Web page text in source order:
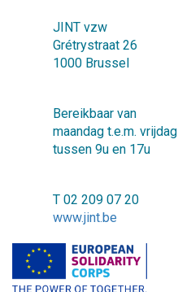
JINT vzw
Grétrystraat 26
1000 Brussel
Bereikbaar van
maandag t.e.m. vrijdag
tussen 9u en 17u
T 02 209 07 20
www.jint.be